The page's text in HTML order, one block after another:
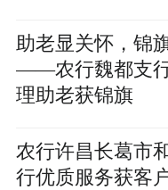
助老显关怀，锦
——农行魏都支
理助老获锦旗
农行许昌长葛市
行优质服务获客